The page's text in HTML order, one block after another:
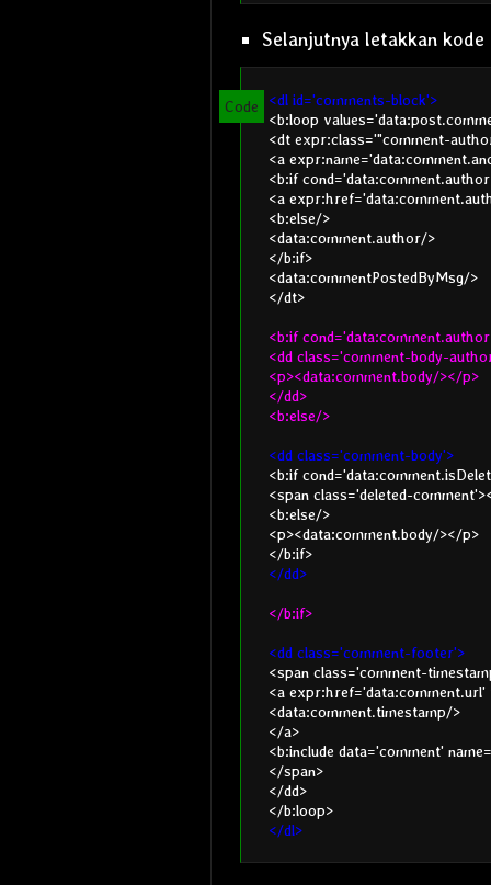
Selanjutnya letakkan
<dl id='comments-block'>
<b:loop
<dt expr:class='"comment-
<a
<b:if
<a
<b:else/>
<data:comment.author/>
</b:if>
<data:commentPostedByMsg/>
</dt>
<b:if
<dd class='comment-body-
<p><data:comment.body/></p>
</dd>
<b:else/>
<dd class='comment-body'>
<b:if
<span class='deleted-
<b:else/>
<p><data:comment.body/></p>
</b:if>
</dd>
</b:if>
<dd class='comment-footer'>
<span class='comment-
<a expr:href='data:comment.url'
<data:comment.timestamp/>
</a>
<b:include data='comment'
</span>
</dd>
</b:loop>
</dl>